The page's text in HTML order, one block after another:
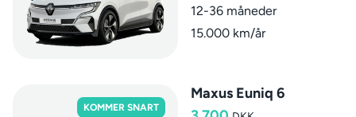
12-36 måneder
15.000 km/år
KOMMER SNART
Maxus Euniq 6